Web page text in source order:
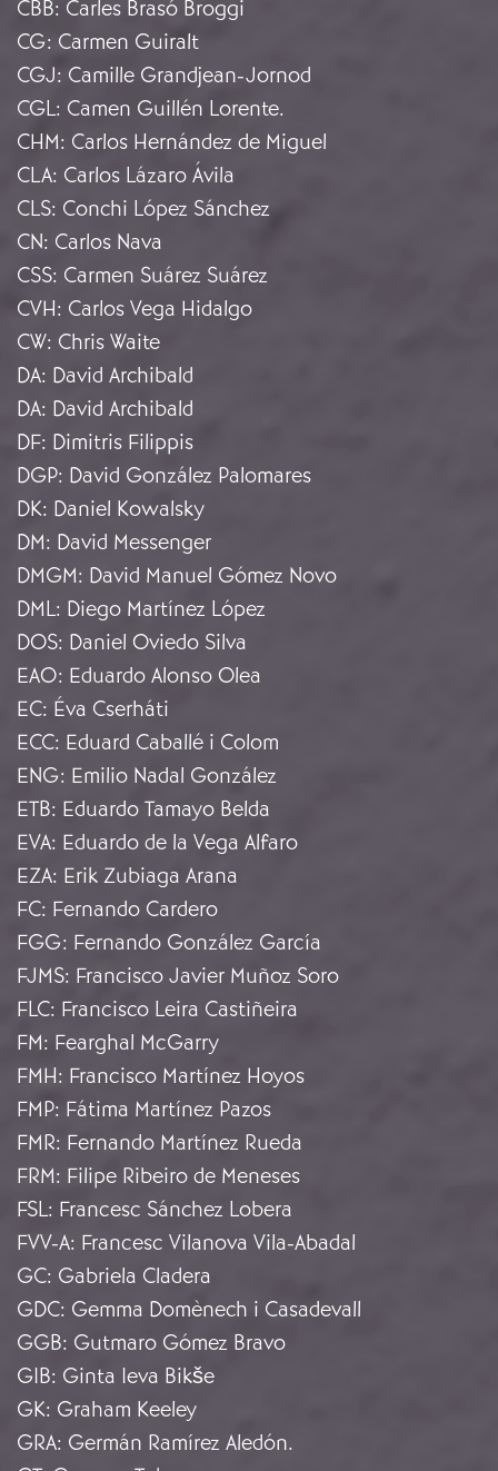
CBB: Carles Brasó Broggi
CG: Carmen Guiralt
CGJ: Camille Grandjean-Jornod
CGL: Camen Guillén Lorente.
CHM: Carlos Hernández de Miguel
CLA: Carlos Lázaro Ávila
CLS: Conchi López Sánchez
CN: Carlos Nava
CSS: Carmen Suárez Suárez
CVH: Carlos Vega Hidalgo
CW: Chris Waite
DA: David Archibald
DA: David Archibald
DF: Dimitris Filippis
DGP: David González Palomares
DK: Daniel Kowalsky
DM: David Messenger
DMGM: David Manuel Gómez Novo
DML: Diego Martínez López
DOS: Daniel Oviedo Silva
EAO: Eduardo Alonso Olea
EC: Éva Cserháti
ECC: Eduard Caballé i Colom
ENG: Emilio Nadal González
ETB: Eduardo Tamayo Belda
EVA: Eduardo de la Vega Alfaro
EZA: Erik Zubiaga Arana
FC: Fernando Cardero
FGG: Fernando González García
FJMS: Francisco Javier Muñoz Soro
FLC: Francisco Leira Castiñeira
FM: Fearghal McGarry
FMH: Francisco Martínez Hoyos
FMP: Fátima Martínez Pazos
FMR: Fernando Martínez Rueda
FRM: Filipe Ribeiro de Meneses
FSL: Francesc Sánchez Lobera
FVV-A: Francesc Vilanova Vila-Abadal
GC: Gabriela Cladera
GDC: Gemma Domènech i Casadevall
GGB: Gutmaro Gómez Bravo
GIB: Ginta Ieva Bikše
GK: Graham Keeley
GRA: Germán Ramírez Aledón.